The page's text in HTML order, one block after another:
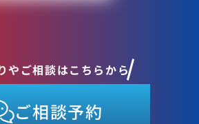
やご相談はこちらから
ご相談予約